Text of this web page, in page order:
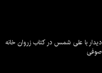
دیدار با علی شمس در کتاب زروان خانه
صوفی